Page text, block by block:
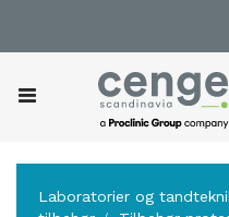
Laboratorier og